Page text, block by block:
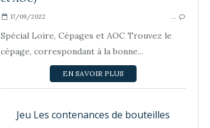
17/09/2022 …
Spécial Loire, Cépages et AOC Trouvez le
cépage, correspondant à la bonne...
EN SAVOIR PLUS
Jeu Les contenances de bouteilles